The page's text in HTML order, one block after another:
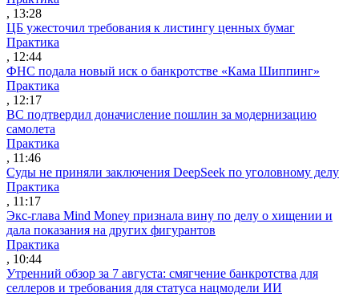
, 13:28
ЦБ ужесточил требования к листингу ценных бумаг
Практика
, 12:44
ФНС подала новый иск о банкротстве «Кама Шиппинг»
Практика
, 12:17
ВС подтвердил доначисление пошлин за модернизацию
самолета
Практика
, 11:46
Суды не приняли заключения DeepSeek по уголовному делу
Практика
, 11:17
Экс-глава Mind Money признала вину по делу о хищении и
дала показания на других фигурантов
Практика
, 10:44
Утренний обзор за 7 августа: смягчение банкротства для
селлеров и требования для статуса нацмодели ИИ